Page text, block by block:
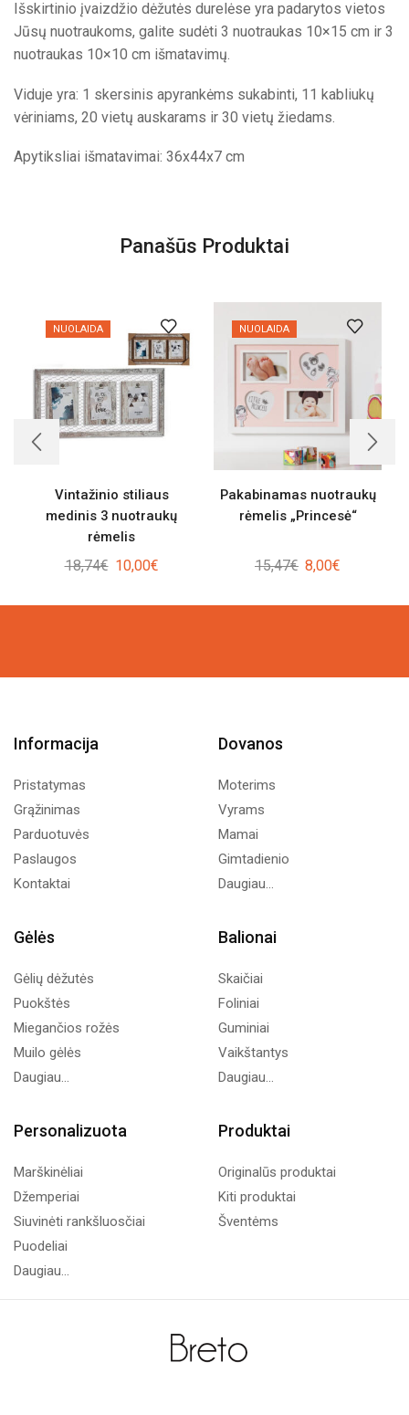
Išskirtinio įvaizdžio dėžutės durelėse yra padarytos vietos
Jūsų nuotraukoms, galite sudėti 3 nuotraukas 10×15 cm ir 3
nuotraukas 10×10 cm išmatavimų.
Viduje yra: 1 skersinis apyrankėms sukabinti, 11 kabliukų
vėriniams, 20 vietų auskarams ir 30 vietų žiedams.
Apytiksliai išmatavimai: 36x44x7 cm
Panašūs Produktai
NUOLAIDA
Vintažinio stiliaus
medinis 3 nuotraukų
rėmelis
18,74€ Original
was:
10,00€Current
is:
NUOLAIDA
Pakabinamas nuotraukų
rėmelis „Princesė“
15,47€ Original
was:
8,00€
is:
Informacija
Pristatymas
Grąžinimas
Parduotuvės
Paslaugos
Kontaktai
Dovanos
Moterims
Vyrams
Mamai
Gimtadienio
Daugiau...
Gėlės
Gėlių dėžutės
Puokštės
Miegančios rožės
Muilo gėlės
Daugiau...
Balionai
Skaičiai
Foliniai
Guminiai
Vaikštantys
Daugiau...
Personalizuota
Marškinėliai
Džemperiai
Siuvinėti rankšluosčiai
Puodeliai
Daugiau...
Produktai
Originalūs produktai
Kiti produktai
Šventėms